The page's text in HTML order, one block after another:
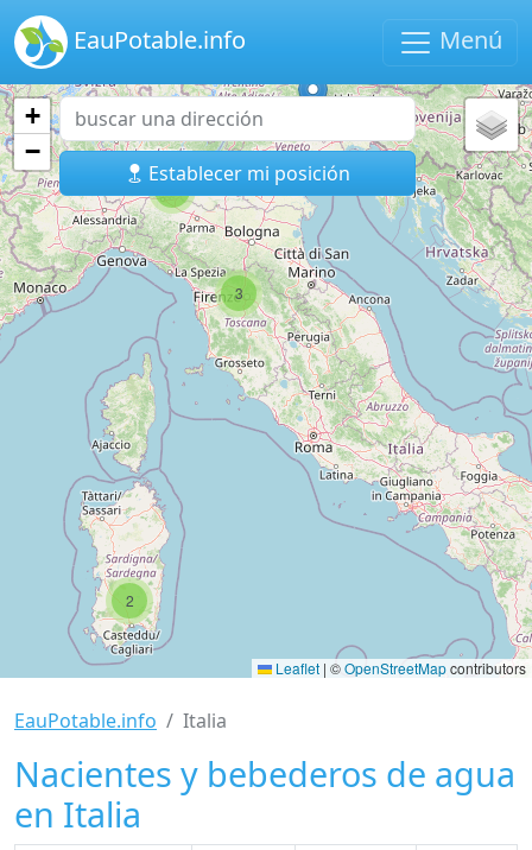
EauPotable.info Menú
Establecer mi posición
2
3
+
−
Leaflet | ©OpenStreetMapcontributors
EauPotable.info Italia
Nacientes y bebederos de agua
en Italia